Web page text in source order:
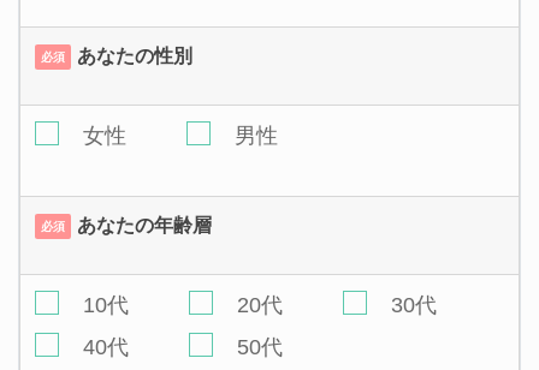
必須 あなたの性別
女性 男性
必須 あなたの年齢層
10代 20代
30代
40代
50代